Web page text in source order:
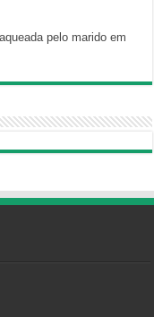
pelo marido em